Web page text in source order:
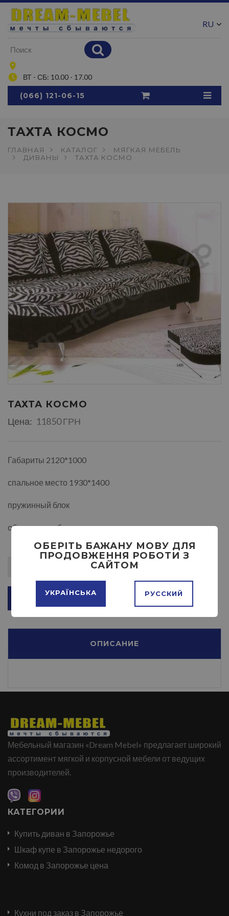
ВТ - СБ: 10.00 - 17.00
RU
(066) 121-06-15
ТАХТА КОСМО
ГЛАВНАЯ КАТАЛОГ
МЯГКАЯ МЕБЕЛЬ
ДИВАНЫ
ТАХТА КОСМО
ТАХТА КОСМО
Цена: 11850 ГРН
Габариты 2120*1000
спальное место 1930*1400
пружинный блок
обивка на выбор
ДОБАВИТЬ В КОРЗИНУ
ОПИСАНИЕ
Мебельный магазин «Dream Mebel» предлагает широкий
ассортимент мягкой и корпусной мебели от ведущих
производителей.
КАТЕГОРИИ
Купить диван в Запорожье
Шкаф купе в Запорожье недорого
Комод в Запорожье цена
Кухни под заказ в Запорожье
ОБЕРІТЬ БАЖАНУ МОВУ ДЛЯ
ПРОДОВЖЕННЯ РОБОТИ З
САЙТОМ
УКРАЇНСЬКА РУССКИЙ